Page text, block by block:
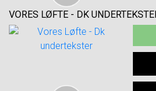
VORES LØFTE - DK